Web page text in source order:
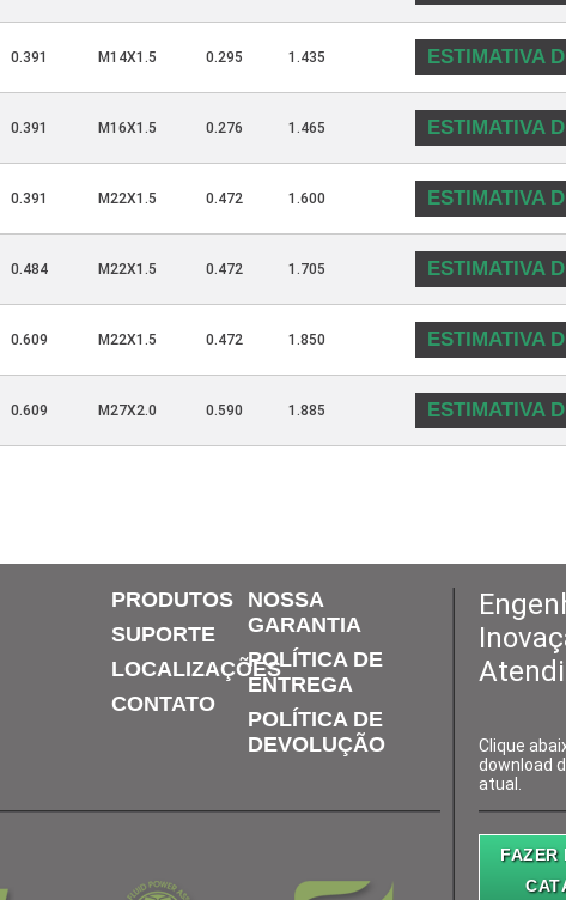
0.391 M14X1.5 0.295 1.435 ESTIMATIVA
0.391 M16X1.5 0.276 1.465 ESTIMATIVA
0.391 M22X1.5 0.472 1.600 ESTIMATIVA
0.484 M22X1.5 0.472 1.705 ESTIMATIVA
0.609 M22X1.5 0.472 1.850 ESTIMATIVA
0.609 M27X2.0 0.590 1.885 ESTIMATIVA
PRODUTOS
SUPORTE
LOCALIZAÇÕES
CONTATO
NOSSA
GARANTIA
POLÍTICA DE
ENTREGA
POLÍTICA DE
DEVOLUÇÃO
Clique
download
atual.
FAZER